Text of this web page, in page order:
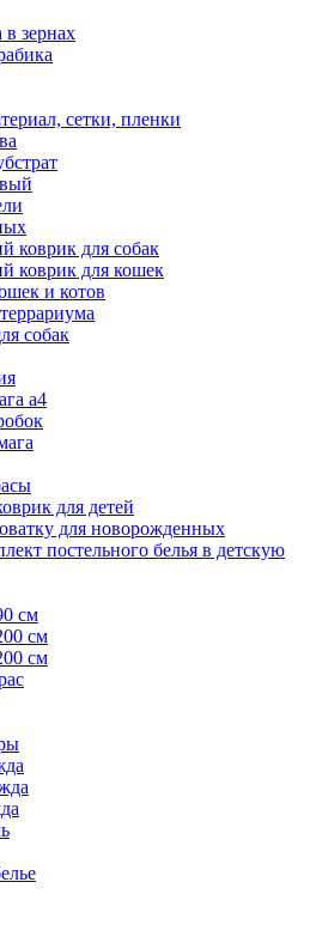
зернах
сетки, пленки
коврик для собак
коврик для кошек
и котов
собак
а4
для детей
для новорожденных
постельного белья в детскую
см
см
см